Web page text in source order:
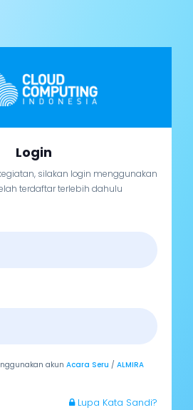
Login
silakan login menggunakan
terdaftar terlebih dahulu
akunAcara Seru /ALMIRA
Lupa Kata Sandi?